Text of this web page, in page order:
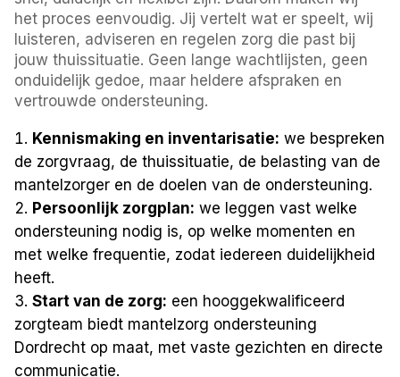
het proces eenvoudig. Jij vertelt wat er speelt, wij
luisteren, adviseren en regelen zorg die past bij
jouw thuissituatie. Geen lange wachtlijsten, geen
onduidelijk gedoe, maar heldere afspraken en
vertrouwde ondersteuning.
Kennismaking en inventarisatie: we bespreken
de zorgvraag, de thuissituatie, de belasting van de
mantelzorger en de doelen van de ondersteuning.
Persoonlijk zorgplan: we leggen vast welke
ondersteuning nodig is, op welke momenten en
met welke frequentie, zodat iedereen duidelijkheid
heeft.
Start van de zorg: een hooggekwalificeerd
zorgteam biedt mantelzorg ondersteuning
Dordrecht op maat, met vaste gezichten en directe
communicatie.